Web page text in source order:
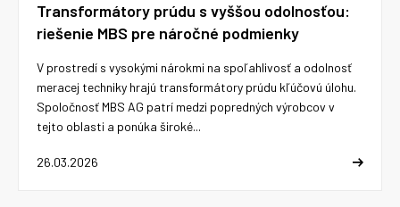
Transformátory prúdu s vyššou odolnosťou:
riešenie MBS pre náročné podmienky
26.03.2026
V prostredí s vysokými nárokmi na spoľahlivosť a odolnosť
meracej techniky hrajú transformátory prúdu kľúčovú úlohu.
Spoločnosť MBS AG patrí medzi popredných výrobcov v
tejto oblasti a ponúka široké...